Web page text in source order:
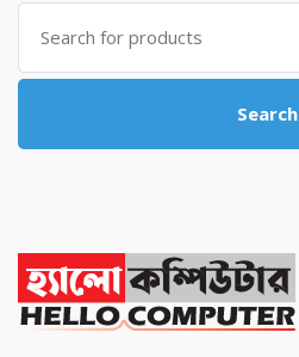
Search
for:
Search